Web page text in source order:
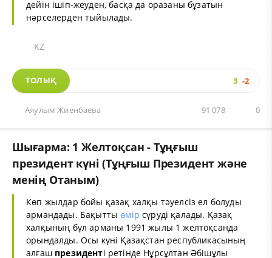
дейін ішіп-жеуден, басқа да оразаны бұзатын
нәрселерден тыйылады.
KZ
ТОЛЫҚ 3 -2
Аяулым Жиенбаева 0
91 078
Шығарма: 1 Желтоқсан - Тұңғыш
президент күні (Тұңғыш Президент және
менің Отаным)
Көп жылдар бойы қазақ халқы тәуелсіз ел болуды
армандады. Бақыттыөмір сүруді қалады. Қазақ
халқының бұл арманы 1991 жылы 1 желтоқсанда
орындалды. Осы күні Қазақстан республикасының
алғаш президенті ретінде Нұрсұлтан Әбішұлы